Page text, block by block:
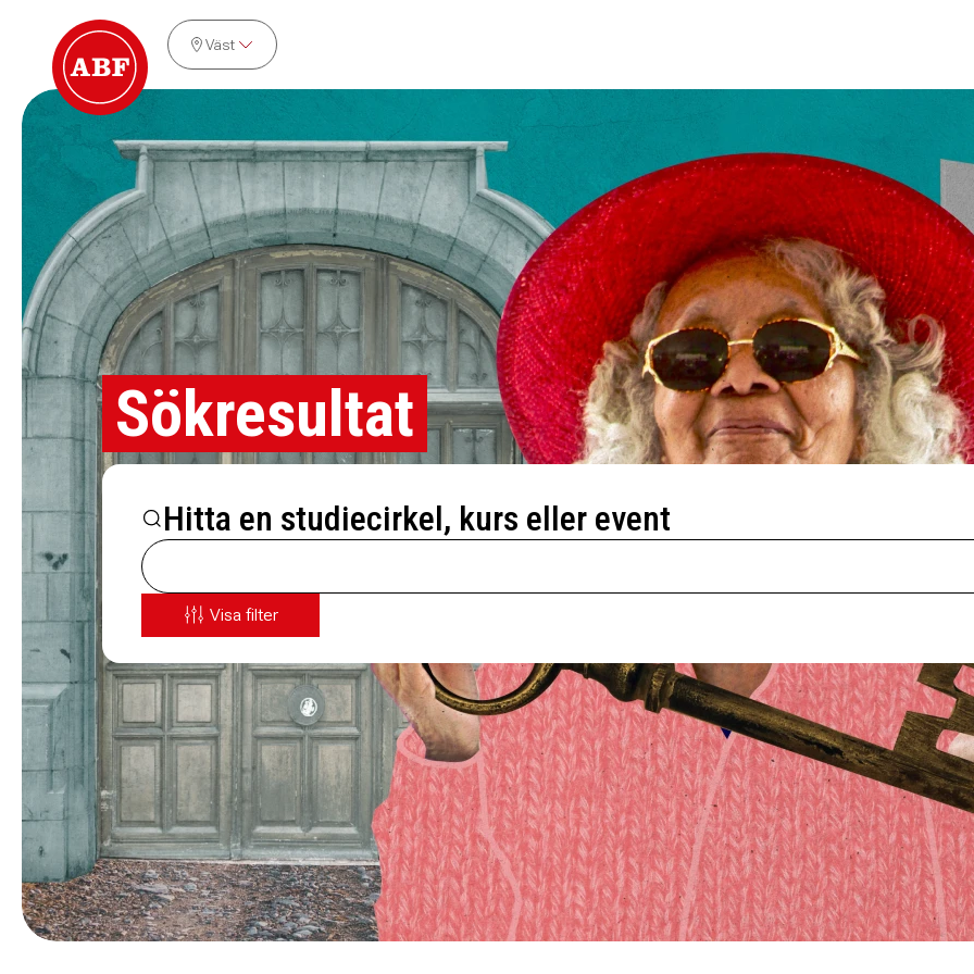
Väst
Sökresultat
Hitta en studiecirkel, kurs eller event
Visa filter